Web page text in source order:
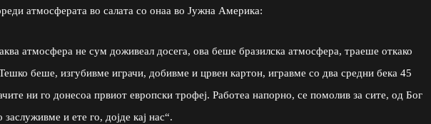
атмосферата во салата со онаа во Јужна Америка:
атмосфера не сум доживеал досега, ова беше бразилска атмосфера, траеше откако
беше, изгубивме играчи, добивме и црвен картон, игравме со два средни бека 45
ни го донесоа првиот европски трофеј. Работеа напорно, се помолив за сите, од Бог
и ете го, дојде кај нас“.